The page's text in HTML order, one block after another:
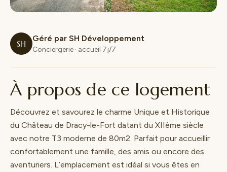
SH
Géré par SH Développement
Conciergerie · accueil 7j/7
À propos de ce logement
Découvrez et savourez le charme Unique et Historique
du Château de Dracy-le-Fort datant du XIIème siècle
avec notre T3 moderne de 80m2. Parfait pour accueillir
confortablement une famille, des amis ou encore des
aventuriers. L’emplacement est idéal si vous êtes en